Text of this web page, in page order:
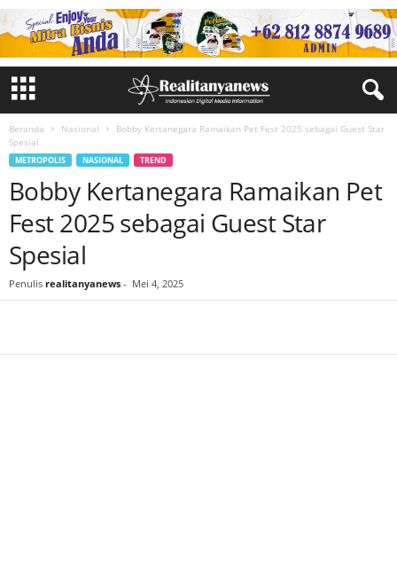
Beranda Nasional
Bobby Kertanegara Ramaikan Pet Fest 2025 sebagai Guest Star
Spesial
METROPOLIS NASIONAL TREND
Bobby Kertanegara Ramaikan Pet
Fest 2025 sebagai Guest Star
Spesial
Penulis realitanyanews - Mei 4, 2025